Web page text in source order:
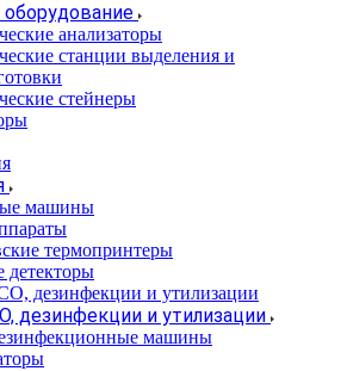
анализаторы
станции выделения и
стейнеры
машины
термопринтеры
дезинфекции и утилизации
машины